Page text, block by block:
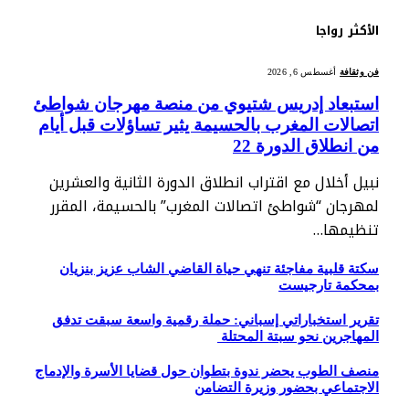
الأكثر رواجا
فن وثقافة أغسطس 6, 2026
استبعاد إدريس شتيوي من منصة مهرجان شواطئ
اتصالات المغرب بالحسيمة يثير تساؤلات قبل أيام
من انطلاق الدورة 22
نبيل أخلال مع اقتراب انطلاق الدورة الثانية والعشرين
لمهرجان “شواطئ اتصالات المغرب” بالحسيمة، المقرر
تنظيمها…
سكتة قلبية مفاجئة تنهي حياة القاضي الشاب عزيز بنزيان
بمحكمة تارجيست
تقرير استخباراتي إسباني: حملة رقمية واسعة سبقت تدفق
المهاجرين نحو سبتة المحتلة
منصف الطوب يحضر ندوة بتطوان حول قضايا الأسرة والإدماج
الاجتماعي بحضور وزيرة التضامن